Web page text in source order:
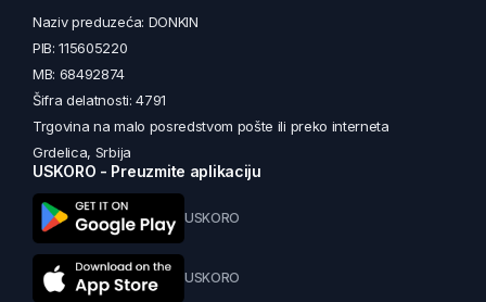
Naziv preduzeća: DONKIN
PIB: 115605220
MB: 68492874
Šifra delatnosti: 4791
Trgovina na malo posredstvom pošte ili preko interneta
Grdelica, Srbija
USKORO - Preuzmite aplikaciju
USKORO
USKORO